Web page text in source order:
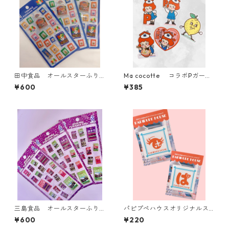
田中食品 オールスターふり
かけシール
¥600
Ma cocotte コラボPガール
ステッカー
¥385
三島食品 オールスターふり
かけシール
¥600
パピプぺハウスオリジナルス
テッカー【2種】
¥220